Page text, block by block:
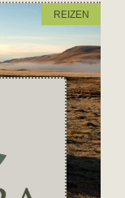
REIZEN